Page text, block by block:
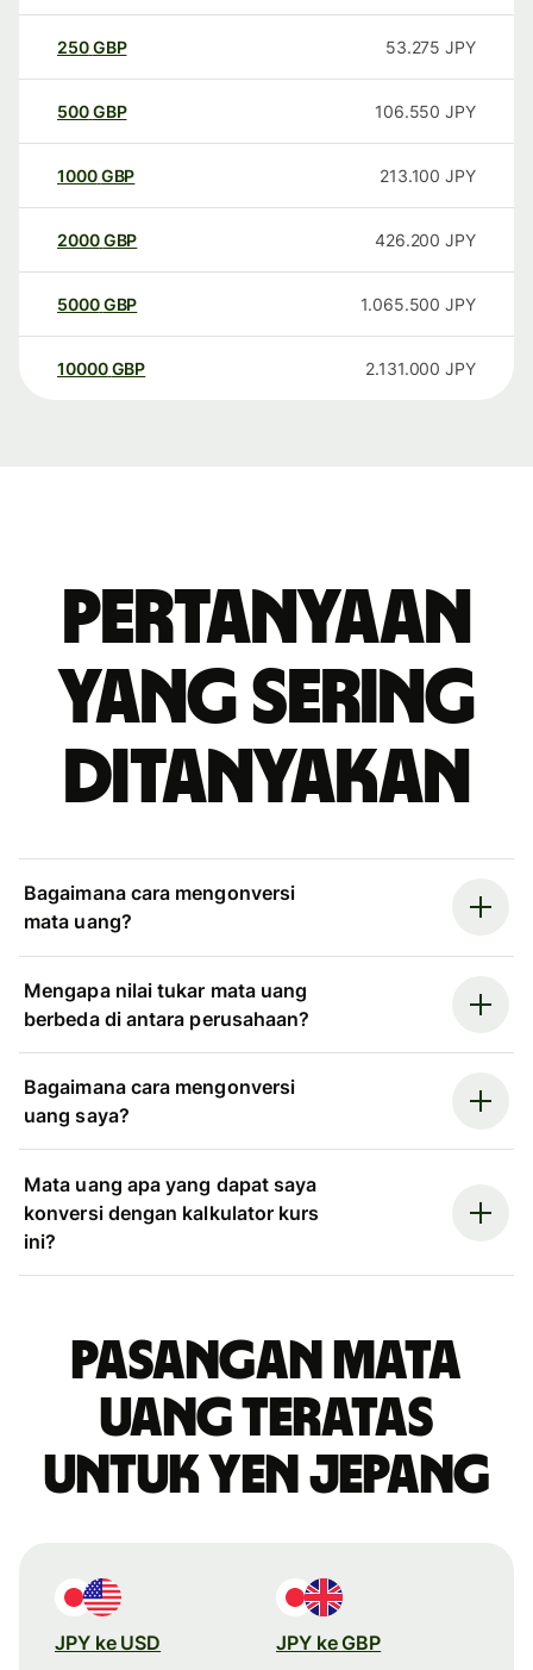
250GBP 53.275 JPY
500GBP 106.550 JPY
1000GBP 213.100 JPY
2000GBP 426.200 JPY
5000GBP 1.065.500 JPY
10000 GBP 2.131.000 JPY
Pertanyaan
yang sering
ditanyakan
Bagaimana cara mengonversi
mata uang?
Mengapa nilai tukar mata uang
berbeda di antara perusahaan?
Bagaimana cara mengonversi
uang saya?
Mata uang apa yang dapat saya
konversi dengan kalkulator kurs
ini?
Pasangan mata
uang teratas
untuk yen Jepang
JPY ke USD JPY ke GBP